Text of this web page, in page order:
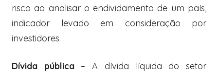
risco ao analisar o endividamento de um país,
indicador levado em consideração por
investidores.
Dívida pública –A dívida líquida do setor